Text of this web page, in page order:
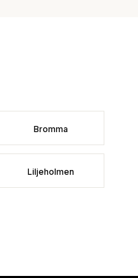
Bromma
Liljeholmen